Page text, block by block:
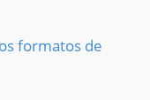
formatos de